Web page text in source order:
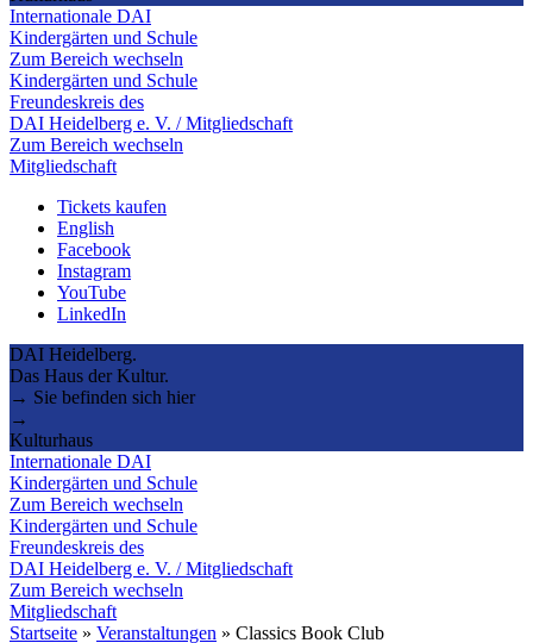
Internationale DAI
Kindergärten und Schule
Zum Bereich wechseln
Kindergärten und Schule
Freundeskreis des
DAI Heidelberg e. V. / Mitgliedschaft
Zum Bereich wechseln
Mitgliedschaft
Tickets kaufen
English
Facebook
Instagram
YouTube
LinkedIn
DAI Heidelberg.
Das Haus der Kultur.
→ Sie befinden sich hier
→
Kulturhaus
Internationale DAI
Kindergärten und Schule
Zum Bereich wechseln
Kindergärten und Schule
Freundeskreis des
DAI Heidelberg e. V. / Mitgliedschaft
Zum Bereich wechseln
Mitgliedschaft
Startseite » Veranstaltungen » Classics Book Club